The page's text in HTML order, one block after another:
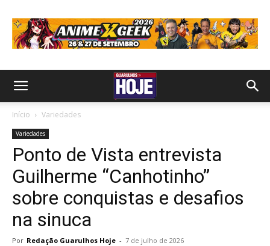
Início Variedades
Variedades
Ponto de Vista entrevista
Guilherme “Canhotinho”
sobre conquistas e desafios
na sinuca
Por Redação Guarulhos Hoje - 7 de julho de 2026